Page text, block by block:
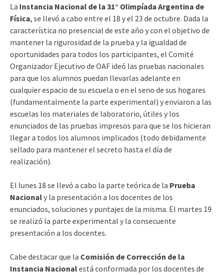
La Instancia Nacional de la 31° Olimpíada Argentina de
Física, se llevó a cabo entre el 18 y el 23 de octubre. Dada la
característica no presencial de este año y con el objetivo de
mantener la rigurosidad de la prueba y la igualdad de
oportunidades para todos los participantes, el Comité
Organizador Ejecutivo de OAF ideó las pruebas nacionales
para que los alumnos puedan llevarlas adelante en
cualquier espacio de su escuela o en el seno de sus hogares
(fundamentalmente la parte experimental) y enviaron a las
escuelas los materiales de laboratorio, útiles y los
enunciados de las pruebas impresos para que se los hicieran
llegar a todos los alumnos implicados (todo debidamente
sellado para mantener el secreto hasta el día de
realización).
El lunes 18 se llevó a cabo la parte teórica de la Prueba
Nacionaly la presentación a los docentes de los
enunciados, soluciones y puntajes de la misma. El martes 19
se realizó la parte experimental y la consecuente
presentación a los docentes.
Cabe destacar que la Comisión de Corrección de la
Instancia Nacionalestá conformada por los docentes de